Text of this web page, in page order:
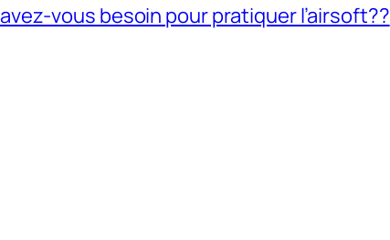
vous besoin pour pratiquer l’airsoft??